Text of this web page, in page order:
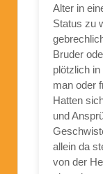
Alter in
Status zu
Bruder
plötzlich
man oder
Hatten
und
allein da
von der